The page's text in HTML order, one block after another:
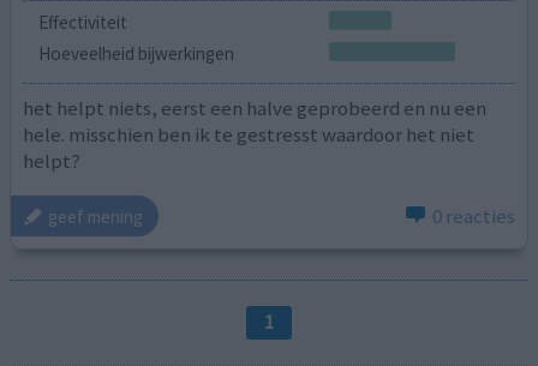
Effectiviteit
Hoeveelheid bijwerkingen
het helpt niets, eerst een halve geprobeerd en nu een
hele. misschien ben ik te gestresst waardoor het niet
helpt?
geef mening 0 reacties
1